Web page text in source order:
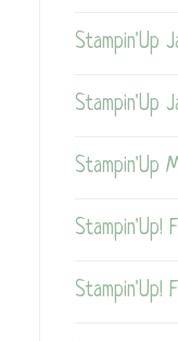
Stampin'Up
Stampin'Up
Stampin'Up
Stampin'Up!
Stampin'Up!